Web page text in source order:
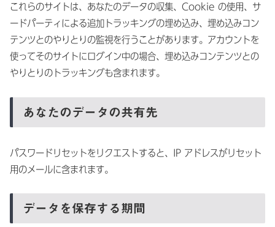
これらのサイトは、あなたのデータの収集、Cookie の使用、サ
ードパーティによる追加トラッキングの埋め込み、埋め込みコン
テンツとのやりとりの監視を行うことがあります。アカウントを
使ってそのサイトにログイン中の場合、埋め込みコンテンツとの
やりとりのトラッキングも含まれます。
あなたのデータの共有先
パスワードリセットをリクエストすると、IP アドレスがリセット
用のメールに含まれます。
データを保存する期間